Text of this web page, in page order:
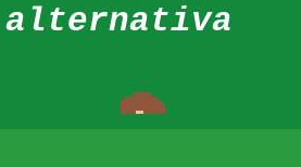
alternativa